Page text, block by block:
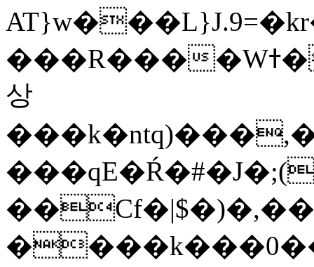
���R����Wߙ���o�O���ӯ��������?
상